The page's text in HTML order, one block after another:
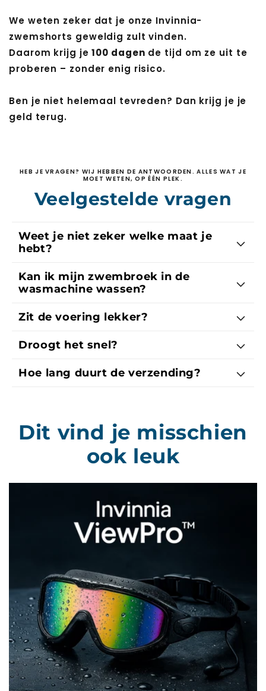
We weten zeker dat je onze Invinnia-
zwemshorts geweldig zult vinden.
Daarom krijg je100 dagen de tijd om ze uit te
proberen – zonder enig risico.
Ben je niet helemaal tevreden? Dan krijg je je
geld terug.
HEB JE VRAGEN? WIJ HEBBEN DE ANTWOORDEN. ALLES WAT JE
MOET WETEN, OP ÉÉN PLEK.
Veelgestelde vragen
Weet je niet zeker welke maat je
hebt?
Kan ik mijn zwembroek in de
wasmachine wassen?
Zit de voering lekker?
Droogt het snel?
Hoe lang duurt de verzending?
Dit vind je misschien
ook leuk